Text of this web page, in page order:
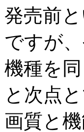
発売前
ですが
機種を
と次点
画質と